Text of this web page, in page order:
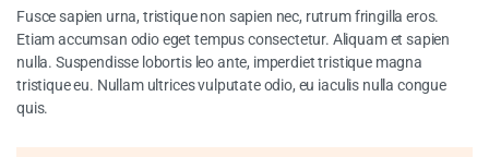
was:
$28.50.
is:
$21.50.
Fusce sapien urna, tristique non sapien nec, rutrum fringilla eros.
Etiam accumsan odio eget tempus consectetur. Aliquam et sapien
nulla. Suspendisse lobortis leo ante, imperdiet tristique magna
tristique eu. Nullam ultrices vulputate odio, eu iaculis nulla congue
quis.